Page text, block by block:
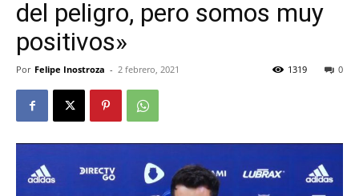
del peligro, pero somos muy
positivos»
Por Felipe Inostroza - 2 febrero, 2021 0
1319